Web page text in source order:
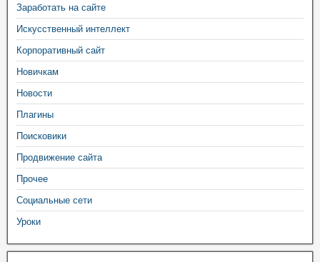
Заработать на сайте
Искусственный интеллект
Корпоративный сайт
Новичкам
Новости
Плагины
Поисковики
Продвижение сайта
Прочее
Социальные сети
Уроки